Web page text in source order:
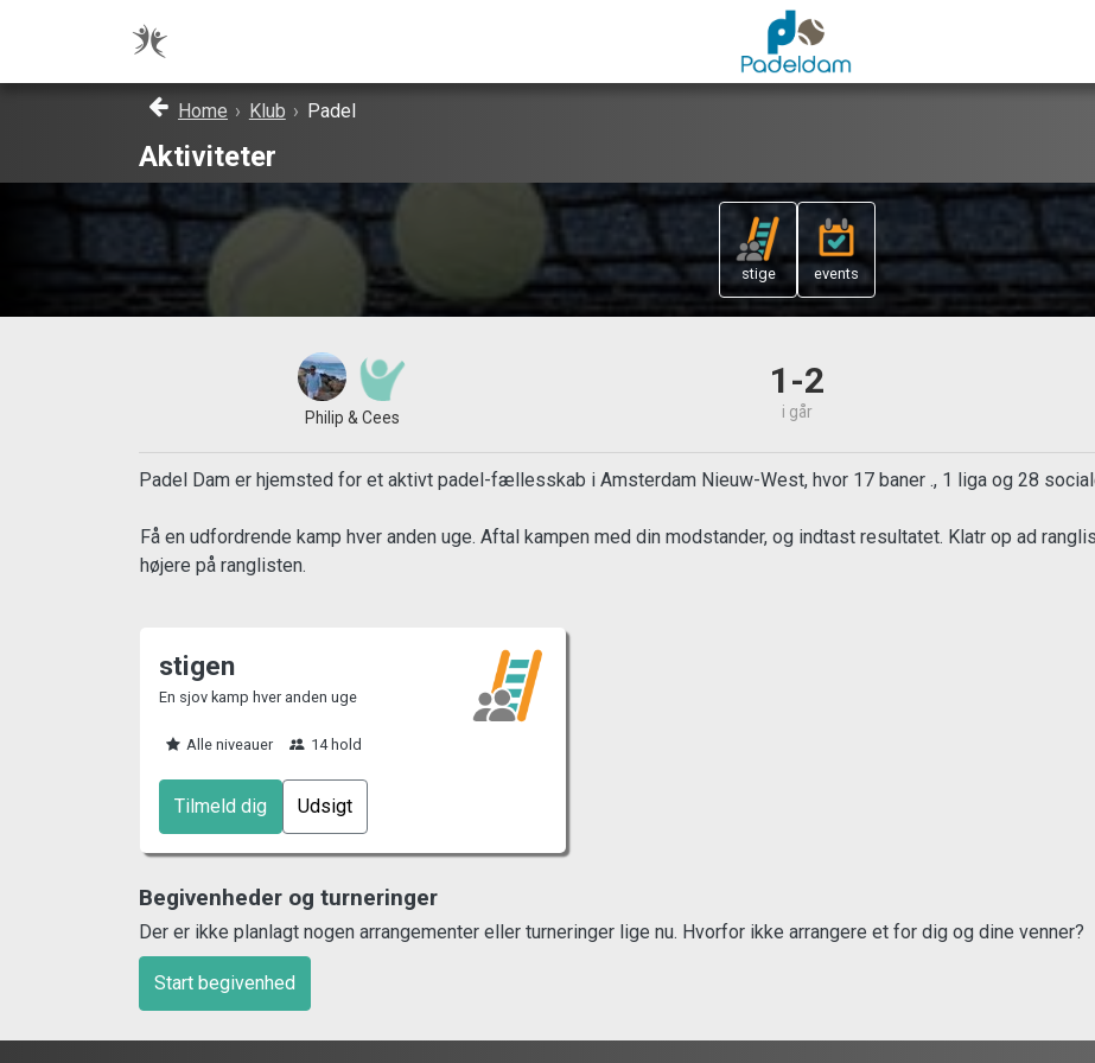
Home › Klub › Padel
Aktiviteter
stige events
Philip & Cees
1-2
i går
Padel Dam er hjemsted for et aktivt padel-fællesskab i Amsterdam Nieuw-West, hvor 17 baner ., 1 liga og 28
Få en udfordrende kamp hver anden uge. Aftal kampen med din modstander, og indtast resultatet. Klatr op ad
højere på ranglisten.
stigen
En sjov kamp hver anden uge
Alle niveauer 14 hold
Tilmeld dig Udsigt
Begivenheder og turneringer
Der er ikke planlagt nogen arrangementer eller turneringer lige nu. Hvorfor ikke arrangere et for dig og dine venner?
Start begivenhed